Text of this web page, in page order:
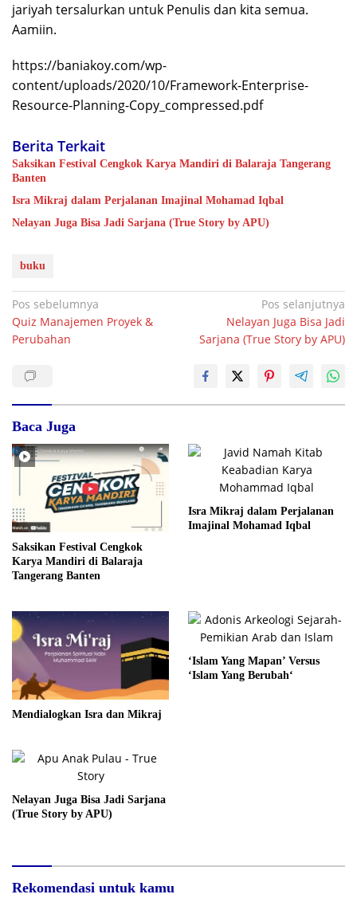
jariyah tersalurkan untuk Penulis dan kita semua.
Aamiin.
https://baniakoy.com/wp-
content/uploads/2020/10/Framework-Enterprise-
Resource-Planning-Copy_compressed.pdf
Berita Terkait
Saksikan Festival Cengkok Karya Mandiri di Balaraja Tangerang
Banten
Isra Mikraj dalam Perjalanan Imajinal Mohamad Iqbal
Nelayan Juga Bisa Jadi Sarjana (True Story by APU)
buku
Navigasi
pos
Pos sebelumnya
Quiz Manajemen Proyek &
Perubahan
Pos selanjutnya
Nelayan Juga Bisa Jadi
Sarjana (True Story by APU)
Baca Juga
Saksikan Festival Cengkok
Karya Mandiri di Balaraja
Tangerang Banten
Isra Mikraj dalam Perjalanan
Imajinal Mohamad Iqbal
Mendialogkan Isra dan Mikraj
‘Islam Yang Mapan’ Versus
‘Islam Yang Berubah‘
Nelayan Juga Bisa Jadi Sarjana
(True Story by APU)
Rekomendasi untuk kamu